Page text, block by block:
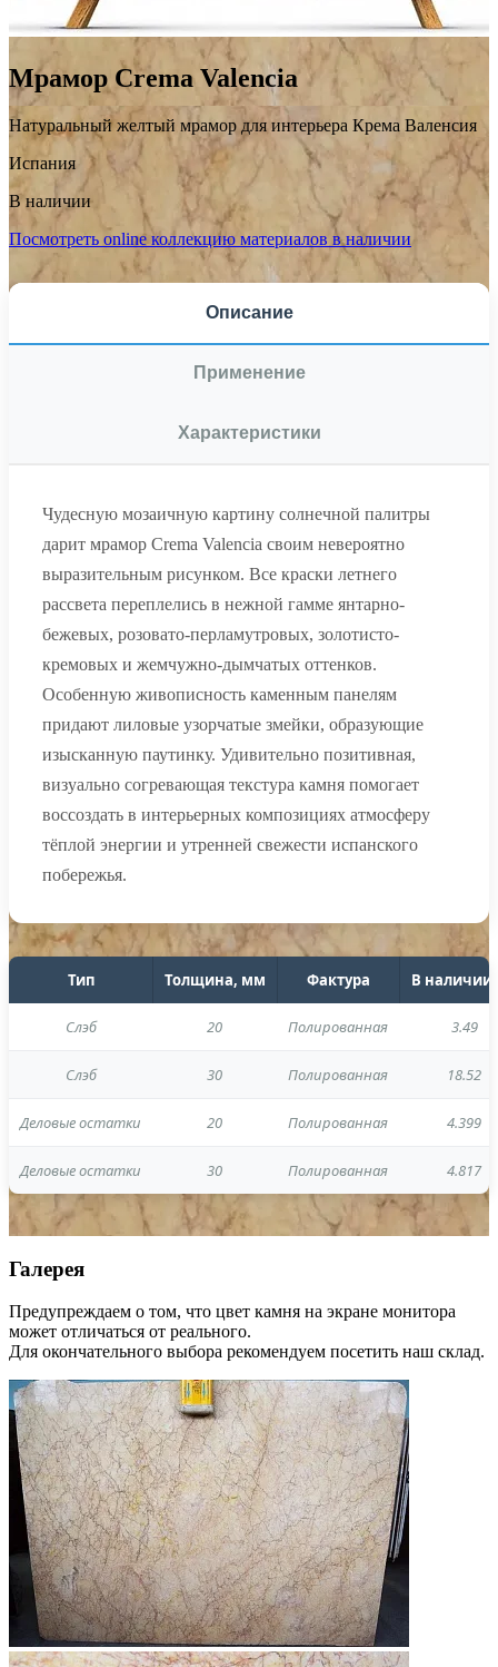
Мрамор Crema Valencia
Натуральный желтый мрамор для интерьера Крема Валенсия
Испания
В наличии
Посмотреть online коллекцию материалов в наличии
Описание
Применение
Характеристики
Чудесную мозаичную картину солнечной палитры
дарит мрамор Crema Valencia своим невероятно
выразительным рисунком. Все краски летнего
рассвета переплелись в нежной гамме янтарно-
бежевых, розовато-перламутровых, золотисто-
кремовых и жемчужно-дымчатых оттенков.
Особенную живописность каменным панелям
придают лиловые узорчатые змейки, образующие
изысканную паутинку. Удивительно позитивная,
визуально согревающая текстура камня помогает
воссоздать в интерьерных композициях атмосферу
тёплой энергии и утренней свежести испанского
побережья.
Тип Толщина, мм Фактура В
Слэб 20 Полированная 3.49
Слэб 30 Полированная 18.52
Деловые остатки 20 Полированная 4.399
Деловые остатки 30 Полированная 4.817
Галерея
Предупреждаем о том, что цвет камня на экране монитора
может отличаться от реального.
Для окончательного выбора рекомендуем посетить наш склад.